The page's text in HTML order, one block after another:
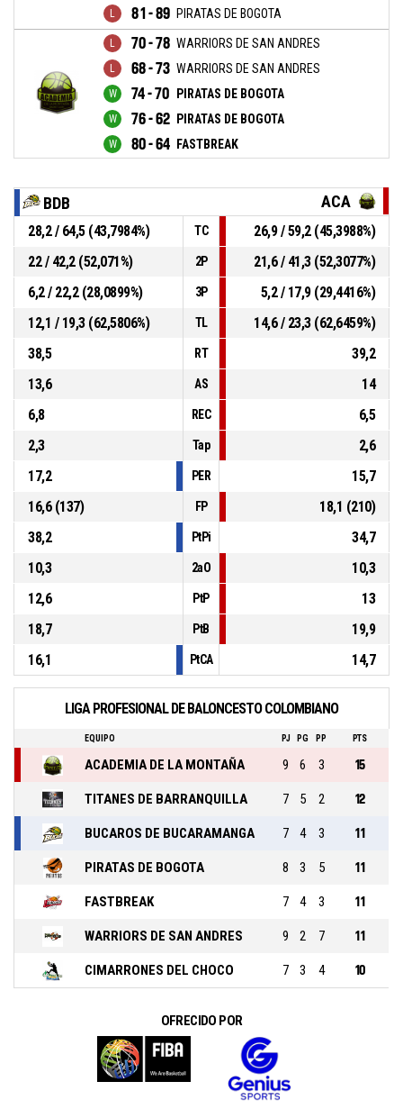
81 - 89 PIRATAS DE BOGOTA
70 - 78 WARRIORS DE SAN ANDRES
68 - 73 WARRIORS DE SAN ANDRES
74 - 70 PIRATAS DE BOGOTA
76 - 62 PIRATAS DE BOGOTA
80 - 64 FASTBREAK
BDB ACA
28,2 / 64,5 (43,7984%) TC
26,9 / 59,2 (45,3988%)
22 / 42,2 (52,071%)
2P
21,6 / 41,3 (52,3077%)
6,2 / 22,2 (28,0899%)
3P
5,2 / 17,9 (29,4416%)
12,1 / 19,3 (62,5806%)
TL
14,6 / 23,3 (62,6459%)
38,5
RT
39,2
13,6
AS
14
6,8
REC
6,5
2,3
Tap
2,6
17,2
PER
15,7
16,6 (137)
FP
18,1 (210)
38,2
PtPi
34,7
10,3
2aO
10,3
12,6
PtP
13
18,7
PtB
19,9
16,1
PtCA 14,7
LIGA PROFESIONAL DE BALONCESTO COLOMBIANO
EQUIPO PJ PG PP PTS
ACADEMIA DE LA MONTAÑA 9 6 3 15
TITANES DE BARRANQUILLA 7 5 2 12
BUCAROS DE BUCARAMANGA 7 4 3 11
PIRATAS DE BOGOTA 8 3 5 11
FASTBREAK 7 4 3 11
WARRIORS DE SAN ANDRES 9 2 7 11
CIMARRONES DEL CHOCO 7 3 4 10
OFRECIDO POR